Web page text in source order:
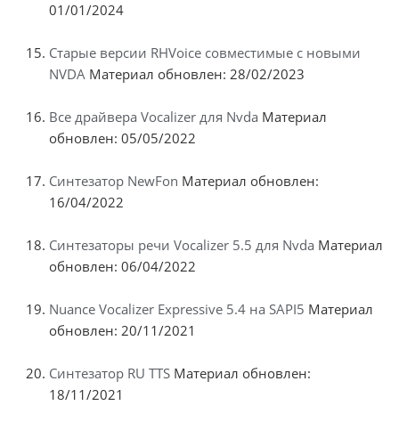
01/01/2024
Старые версии RHVoice совместимые с новыми
NVDA Материал обновлен: 28/02/2023
Все драйвера Vocalizer для Nvda Материал
обновлен: 05/05/2022
Синтезатор NewFon Материал обновлен:
16/04/2022
Синтезаторы речи Vocalizer 5.5 для Nvda Материал
обновлен: 06/04/2022
Nuance Vocalizer Expressive 5.4 на SAPI5 Материал
обновлен: 20/11/2021
Синтезатор RU TTS Материал обновлен:
18/11/2021